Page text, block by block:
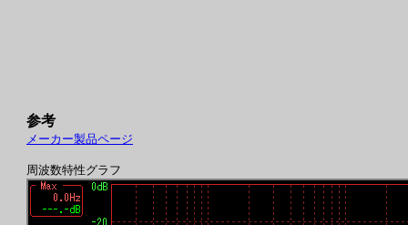
参考
メーカー製品ページ
周波数特性グラフ